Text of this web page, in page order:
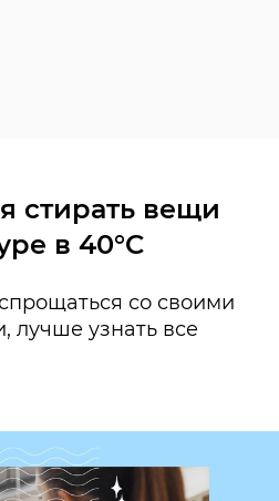
стирать вещи
в 40°C
со своими
узнать все